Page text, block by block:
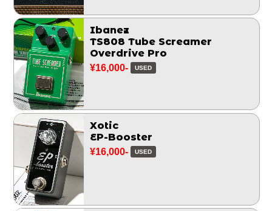
Ibanez
TS808 Tube Screamer
Overdrive Pro
¥16,000- USED
Xotic
EP-Booster
¥16,000- USED